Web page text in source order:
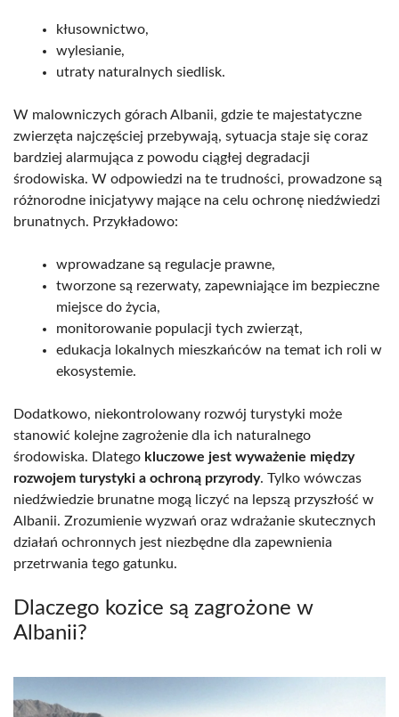
kłusownictwo,
wylesianie,
utraty naturalnych siedlisk.
W malowniczych górach Albanii, gdzie te majestatyczne
zwierzęta najczęściej przebywają, sytuacja staje się coraz
bardziej alarmująca z powodu ciągłej degradacji
środowiska. W odpowiedzi na te trudności, prowadzone są
różnorodne inicjatywy mające na celu ochronę niedźwiedzi
brunatnych. Przykładowo:
wprowadzane są regulacje prawne,
tworzone są rezerwaty, zapewniające im bezpieczne
miejsce do życia,
monitorowanie populacji tych zwierząt,
edukacja lokalnych mieszkańców na temat ich roli w
ekosystemie.
Dodatkowo, niekontrolowany rozwój turystyki może
stanowić kolejne zagrożenie dla ich naturalnego
środowiska. Dlatego kluczowe jest wyważenie między
rozwojem turystyki a ochroną przyrody. Tylko wówczas
niedźwiedzie brunatne mogą liczyć na lepszą przyszłość w
Albanii. Zrozumienie wyzwań oraz wdrażanie skutecznych
działań ochronnych jest niezbędne dla zapewnienia
przetrwania tego gatunku.
Dlaczego kozice są zagrożone w
Albanii?